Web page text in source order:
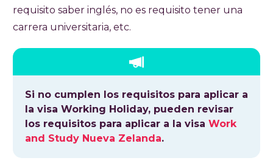
requisito saber inglés, no es requisito tener una
carrera universitaria, etc.
Si no cumplen los requisitos para aplicar a
la visa Working Holiday, pueden revisar
los requisitos para aplicar a la visa Work
and Study Nueva Zelanda.